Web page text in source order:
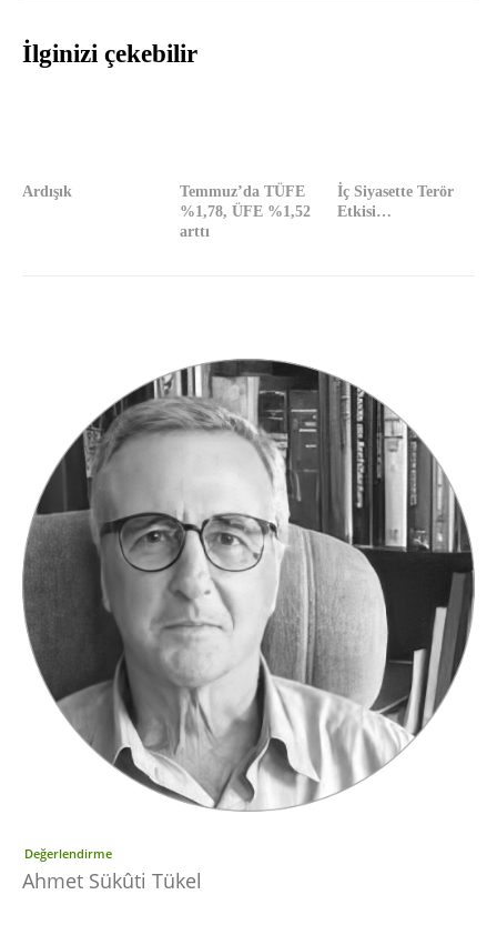
İlginizi çekebilir
Ardışık
Temmuz’da TÜFE
%1,78, ÜFE %1,52
arttı
İç Siyasette Terör
Etkisi…
Değerlendirme
Ahmet Sükûti Tükel